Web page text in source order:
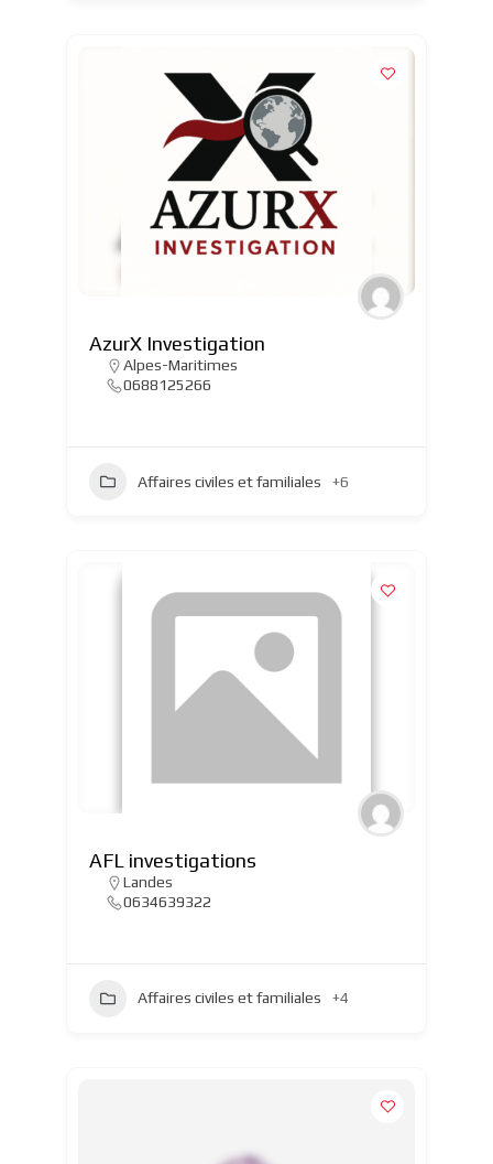
AzurX Investigation
Alpes-Maritimes
0688125266
Affaires civiles et familiales +6
AFL investigations
Landes
0634639322
Affaires civiles et familiales +4